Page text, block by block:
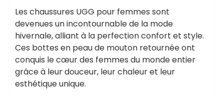
Les chaussures UGG pour femmes sont
devenues un incontournable de la mode
hivernale, alliant à la perfection confort et style.
Ces bottes en peau de mouton retournée ont
conquis le cœur des femmes du monde entier
grâce à leur douceur, leur chaleur et leur
esthétique unique.